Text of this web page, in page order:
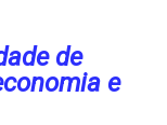
de
e